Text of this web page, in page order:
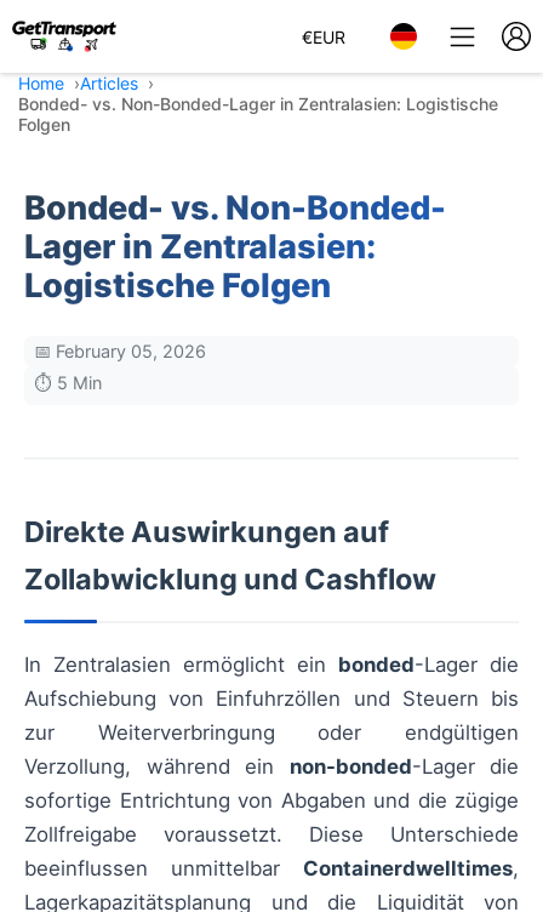
€EUR
Home
Articles
Bonded- vs. Non-Bonded-Lager in Zentralasien: Logistische
Folgen
Bonded- vs. Non-Bonded-
Lager in Zentralasien:
Logistische Folgen
📅 February 05, 2026
⏱️ 5 Min
Direkte Auswirkungen auf
Zollabwicklung und Cashflow
In Zentralasien ermöglicht ein bonded-Lager die
Aufschiebung von Einfuhrzöllen und Steuern bis
zur Weiterverbringung oder endgültigen
Verzollung, während ein non-bonded-Lager die
sofortige Entrichtung von Abgaben und die zügige
Zollfreigabe voraussetzt. Diese Unterschiede
beeinflussen unmittelbar Containerdwelltimes,
Lagerkapazitätsplanung und die Liquidität von